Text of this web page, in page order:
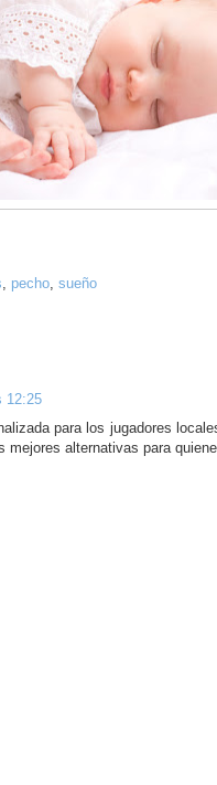
pecho sueño
12:25
para los jugadores
alternativas para